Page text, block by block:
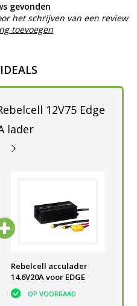
gevonden
het schrijven van een review
toevoegen
12V75 Edge
lader
Rebelcell acculader
14.6V20A voor EDGE
OP VOORRAAD